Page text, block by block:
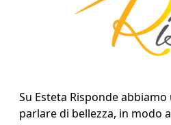
Su Esteta Risponde
parlare di bellezza, in modo